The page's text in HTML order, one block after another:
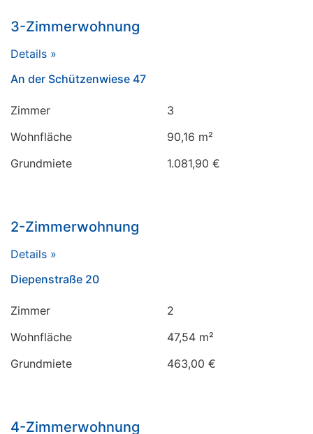
3-Zimmerwohnung
Details »
An der Schützenwiese 47
Zimmer
3
Wohnfläche
90,16 m²
Grundmiete
1.081,90 €
2-Zimmerwohnung
Details »
Diepenstraße 20
Zimmer
2
Wohnfläche
47,54 m²
Grundmiete
463,00 €
4-Zimmerwohnung